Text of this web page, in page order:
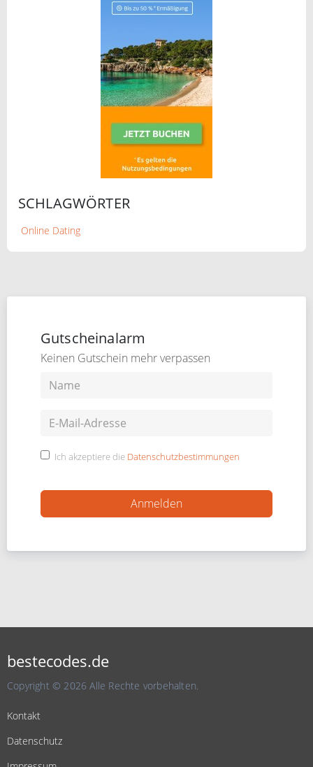
SCHLAGWÖRTER
Online Dating
Gutscheinalarm
Keinen Gutschein mehr verpassen
Ich akzeptiere die Datenschutzbestimmungen
bestecodes.de
Copyright © 2026 Alle Rechte vorbehalten.
Kontakt
Datenschutz